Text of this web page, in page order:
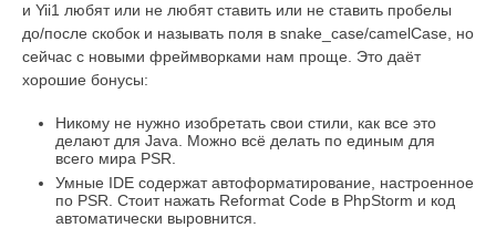
и Yii1 любят или не любят ставить или не ставить пробелы
до/после скобок и называть поля в snake_case/camelCase, но
сейчас с новыми фреймворками нам проще. Это даёт
хорошие бонусы:
Никому не нужно изобретать свои стили, как все это
делают для Java. Можно всё делать по единым для
всего мира PSR.
Умные IDE содержат автоформатирование, настроенное
по PSR. Стоит нажать Reformat Code в PhpStorm и код
автоматически выровнится.